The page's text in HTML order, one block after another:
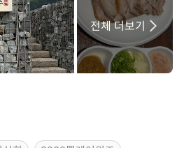
전체 더보기